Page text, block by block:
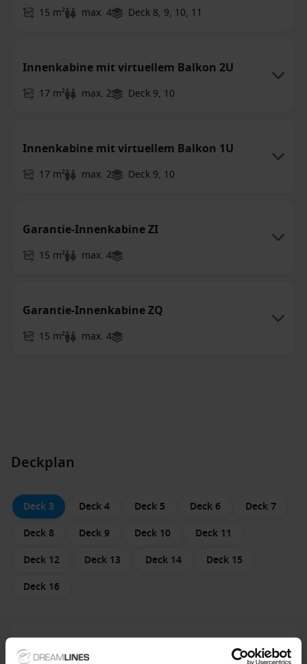
15 m² max. 4 Deck 8, 9, 10, 11
Innenkabine mit virtuellem Balkon 2U
17 m² max. 2 Deck 9, 10
Innenkabine mit virtuellem Balkon 1U
17 m² max. 2 Deck 9, 10
Garantie-Innenkabine ZI
15 m² max. 4
Garantie-Innenkabine ZQ
15 m² max. 4
Deckplan
Deck 3 Deck 4 Deck 5 Deck 6
Deck 7
Deck 8
Deck 9 Deck 10
Deck 11
Deck 12
Deck 13 Deck 14
Deck 15
Deck 16